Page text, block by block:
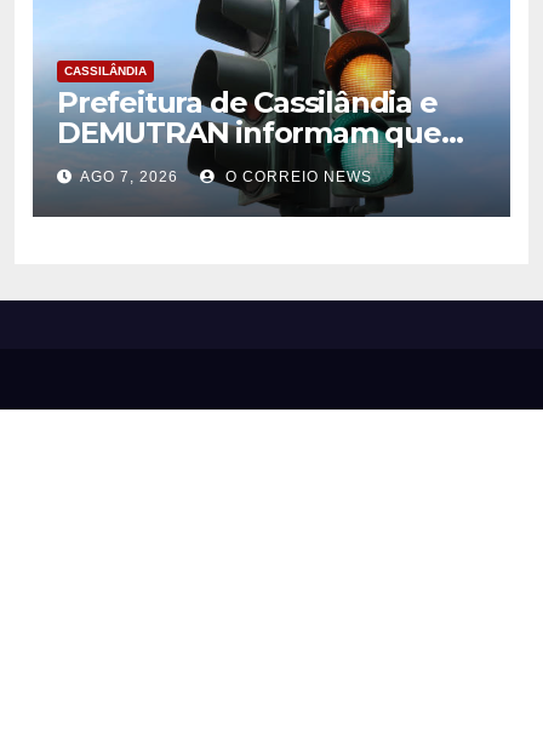
CASSILÂNDIA
Prefeitura de Cassilândia e
DEMUTRAN informam que
semáforo entre as ruas Amin
José e Antônio Paulino
entrou em funcionamento
AGO 7, 2026 O CORREIO NEWS